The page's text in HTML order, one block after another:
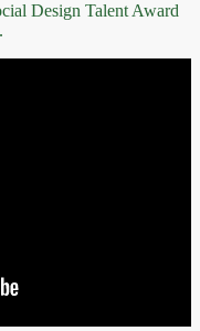
Design Talent Award